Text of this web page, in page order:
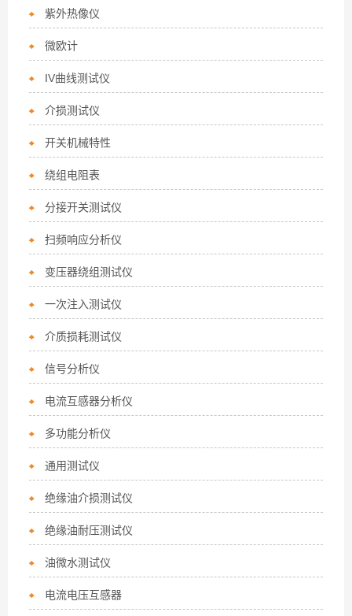
紫外热像仪
微欧计
IV曲线测试仪
介损测试仪
开关机械特性
绕组电阻表
分接开关测试仪
扫频响应分析仪
变压器绕组测试仪
一次注入测试仪
介质损耗测试仪
信号分析仪
电流互感器分析仪
多功能分析仪
通用测试仪
绝缘油介损测试仪
绝缘油耐压测试仪
油微水测试仪
电流电压互感器